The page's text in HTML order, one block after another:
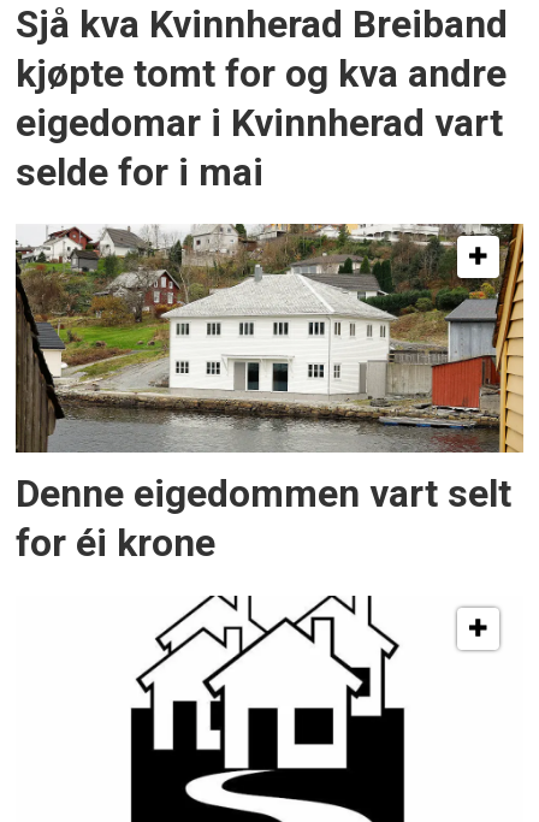
Sjå kva Kvinnherad Breiband
kjøpte tomt for og kva andre
eigedomar i Kvinnherad vart
selde for i mai
Denne eigedommen vart selt
for éi krone